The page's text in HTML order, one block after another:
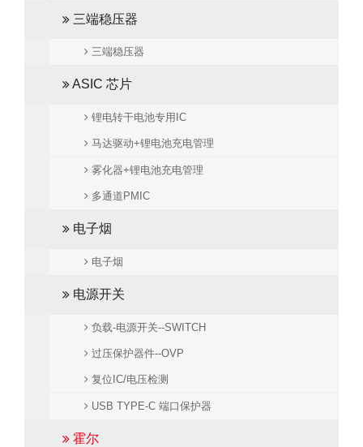
三端稳压器
三端稳压器
ASIC 芯片
锂电转干电池专用IC
马达驱动+锂电池充电管理
雾化器+锂电池充电管理
多通道PMIC
电子烟
电子烟
电源开关
负载-电源开关--SWITCH
过压保护器件--OVP
复位IC/电压检测
USB TYPE-C 端口保护器
霍尔